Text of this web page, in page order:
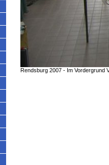
Rendsburg 2007 - Im Vordergrund